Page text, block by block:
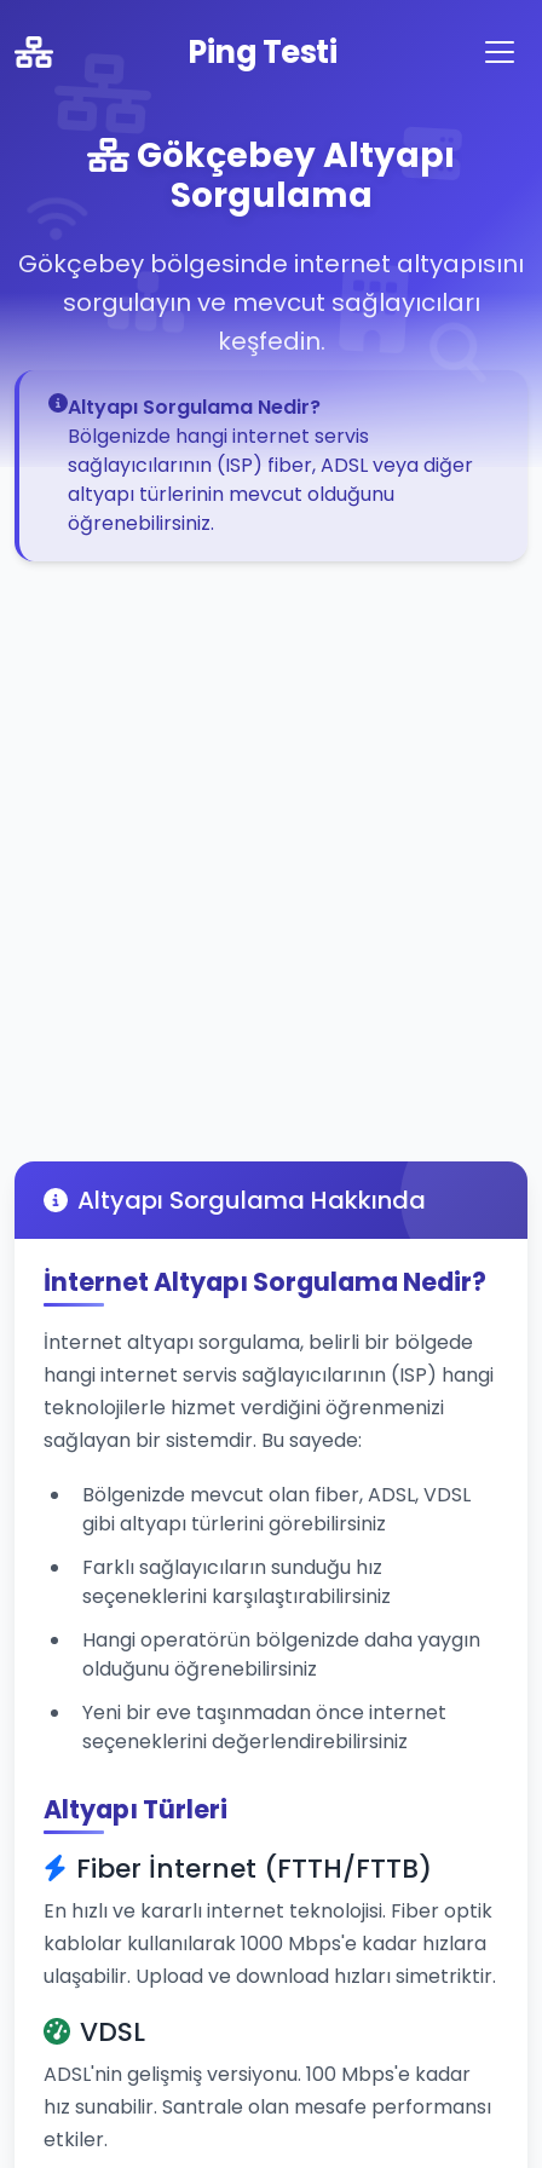
Ping Testi
Gökçebey Altyapı
Sorgulama
Gökçebey bölgesinde internet altyapısını
sorgulayın ve mevcut sağlayıcıları
keşfedin.
Altyapı Sorgulama Nedir?
Bölgenizde hangi internet servis
sağlayıcılarının (ISP) fiber, ADSL veya diğer
altyapı türlerinin mevcut olduğunu
öğrenebilirsiniz.
Altyapı Sorgulama Hakkında
İnternet Altyapı Sorgulama Nedir?
İnternet altyapı sorgulama, belirli bir bölgede
hangi internet servis sağlayıcılarının (ISP) hangi
teknolojilerle hizmet verdiğini öğrenmenizi
sağlayan bir sistemdir. Bu sayede:
Bölgenizde mevcut olan fiber, ADSL, VDSL
gibi altyapı türlerini görebilirsiniz
Farklı sağlayıcıların sunduğu hız
seçeneklerini karşılaştırabilirsiniz
Hangi operatörün bölgenizde daha yaygın
olduğunu öğrenebilirsiniz
Yeni bir eve taşınmadan önce internet
seçeneklerini değerlendirebilirsiniz
Altyapı Türleri
Fiber İnternet (FTTH/FTTB)
En hızlı ve kararlı internet teknolojisi. Fiber optik
kablolar kullanılarak 1000 Mbps'e kadar hızlara
ulaşabilir. Upload ve download hızları simetriktir.
VDSL
ADSL'nin gelişmiş versiyonu. 100 Mbps'e kadar
hız sunabilir. Santrale olan mesafe performansı
etkiler.